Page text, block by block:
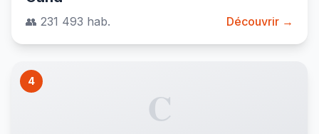
👥 231 493 hab. Découvrir →
4
C